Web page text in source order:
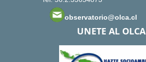
observatorio@olca.cl
UNETE AL OLCA